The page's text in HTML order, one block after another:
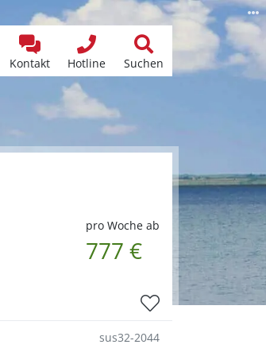
Kontakt Hotline Suchen
pro Woche ab
777 €
sus32-2044